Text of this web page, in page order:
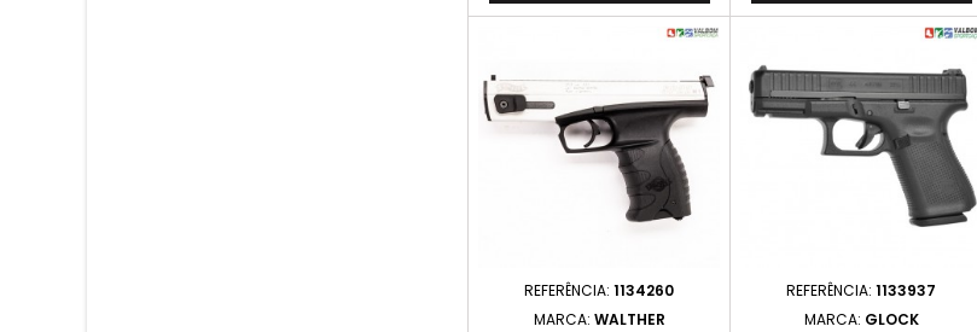
REFERÊNCIA:1134260
MARCA: WALTHER
REFERÊNCIA:1133937
MARCA: GLOCK